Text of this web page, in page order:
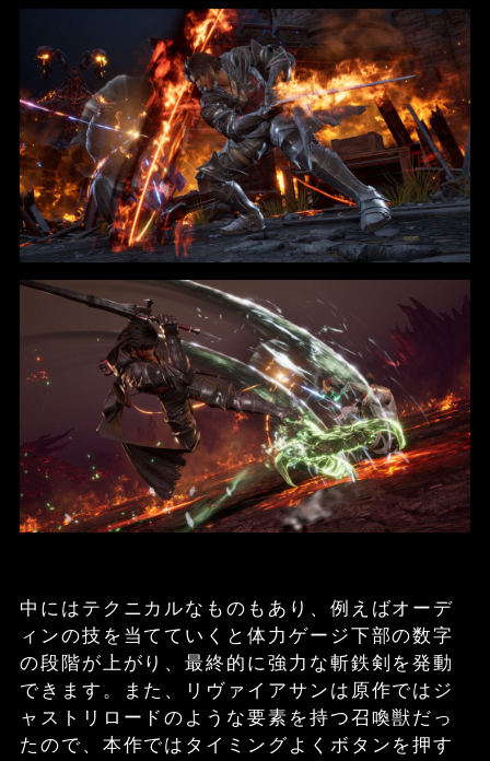
中にはテクニカルなものもあり、例えばオーデ
ィンの技を当てていくと体力ゲージ下部の数字
の段階が上がり、最終的に強力な斬鉄剣を発動
できます。また、リヴァイアサンは原作ではジ
ャストリロードのような要素を持つ召喚獣だっ
たので、本作ではタイミングよくボタンを押す